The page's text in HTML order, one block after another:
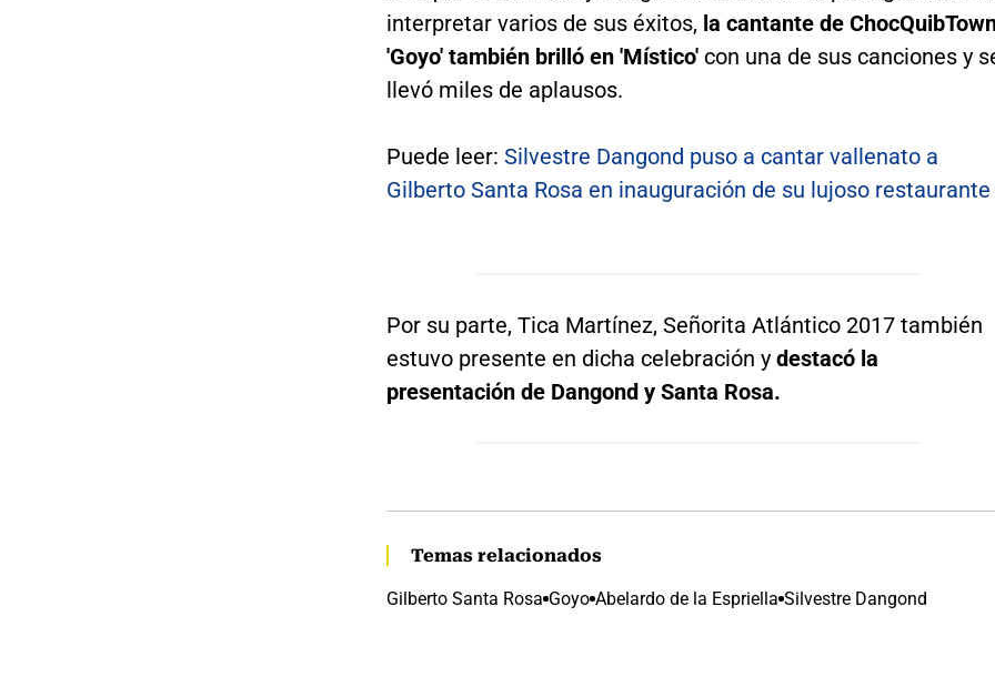
interpretar varios de sus éxitos, la cantante de
'Goyo' también brilló en 'Místico' con una de sus canciones y
llevó miles de aplausos.
Puede leer: Silvestre Dangond puso a cantar vallenato a
Gilberto Santa Rosa en inauguración de su lujoso restaurante
Por su parte, Tica Martínez, Señorita Atlántico 2017 también
estuvo presente en dicha celebración y destacó la
presentación de Dangond y Santa Rosa.
Temas relacionados
Gilberto Santa Rosa Goyo Abelardo de la Espriella Silvestre Dangond